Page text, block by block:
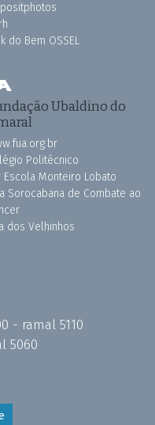
do Bem OSSEL
Ubaldino do
Politécnico
Escola Monteiro Lobato
Sorocabana de Combate ao
dos Velhinhos
- ramal 5110
5060